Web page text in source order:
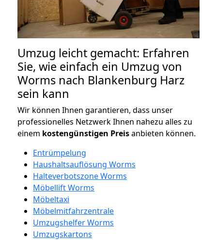
Umzug leicht gemacht: Erfahren
Sie, wie einfach ein Umzug von
Worms nach Blankenburg Harz
sein kann
Wir können Ihnen garantieren, dass unser
professionelles Netzwerk Ihnen nahezu alles zu
einem kostengünstigen Preisanbieten können.
Entrümpelung
Haushaltsauflösung Worms
Halteverbotszone Worms
Möbellift Worms
Möbeltaxi
Möbelmitfahrzentrale
Umzugshelfer Worms
Umzugskartons